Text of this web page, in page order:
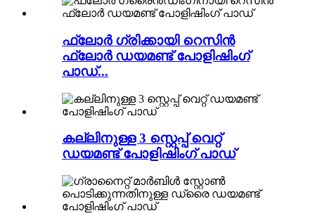
ഫ്ലോർ ഗ്രിക്കായി റെസിൻ
ഫ്ലോർ ഡയമണ്ട് പോളിഷിംഗ്
പാഡ്...
കല്ലിനുള്ള 3 സ്റ്റെപ്പ് വെറ്റ്
ഡയമണ്ട് പോളിഷിംഗ് പാഡ്